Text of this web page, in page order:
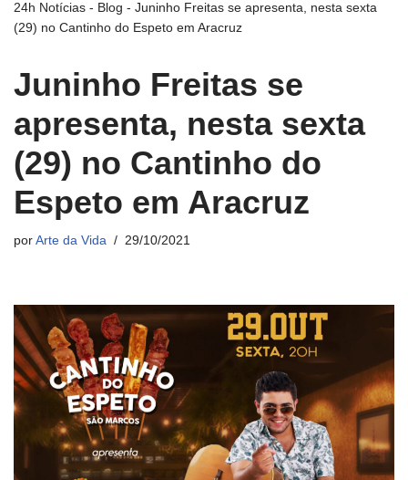
24h Notícias - Blog - Juninho Freitas se apresenta, nesta sexta
(29) no Cantinho do Espeto em Aracruz
Juninho Freitas se
apresenta, nesta sexta
(29) no Cantinho do
Espeto em Aracruz
por Arte da Vida 29/10/2021